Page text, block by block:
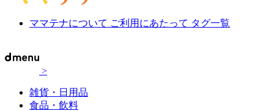
ママテナについて ご利用にあたって タグ一覧
>
雑貨・日用品
食品・飲料